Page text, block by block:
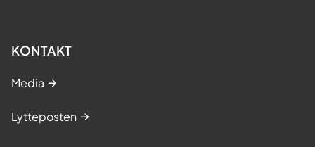
KONTAKT
Media
Lytteposten